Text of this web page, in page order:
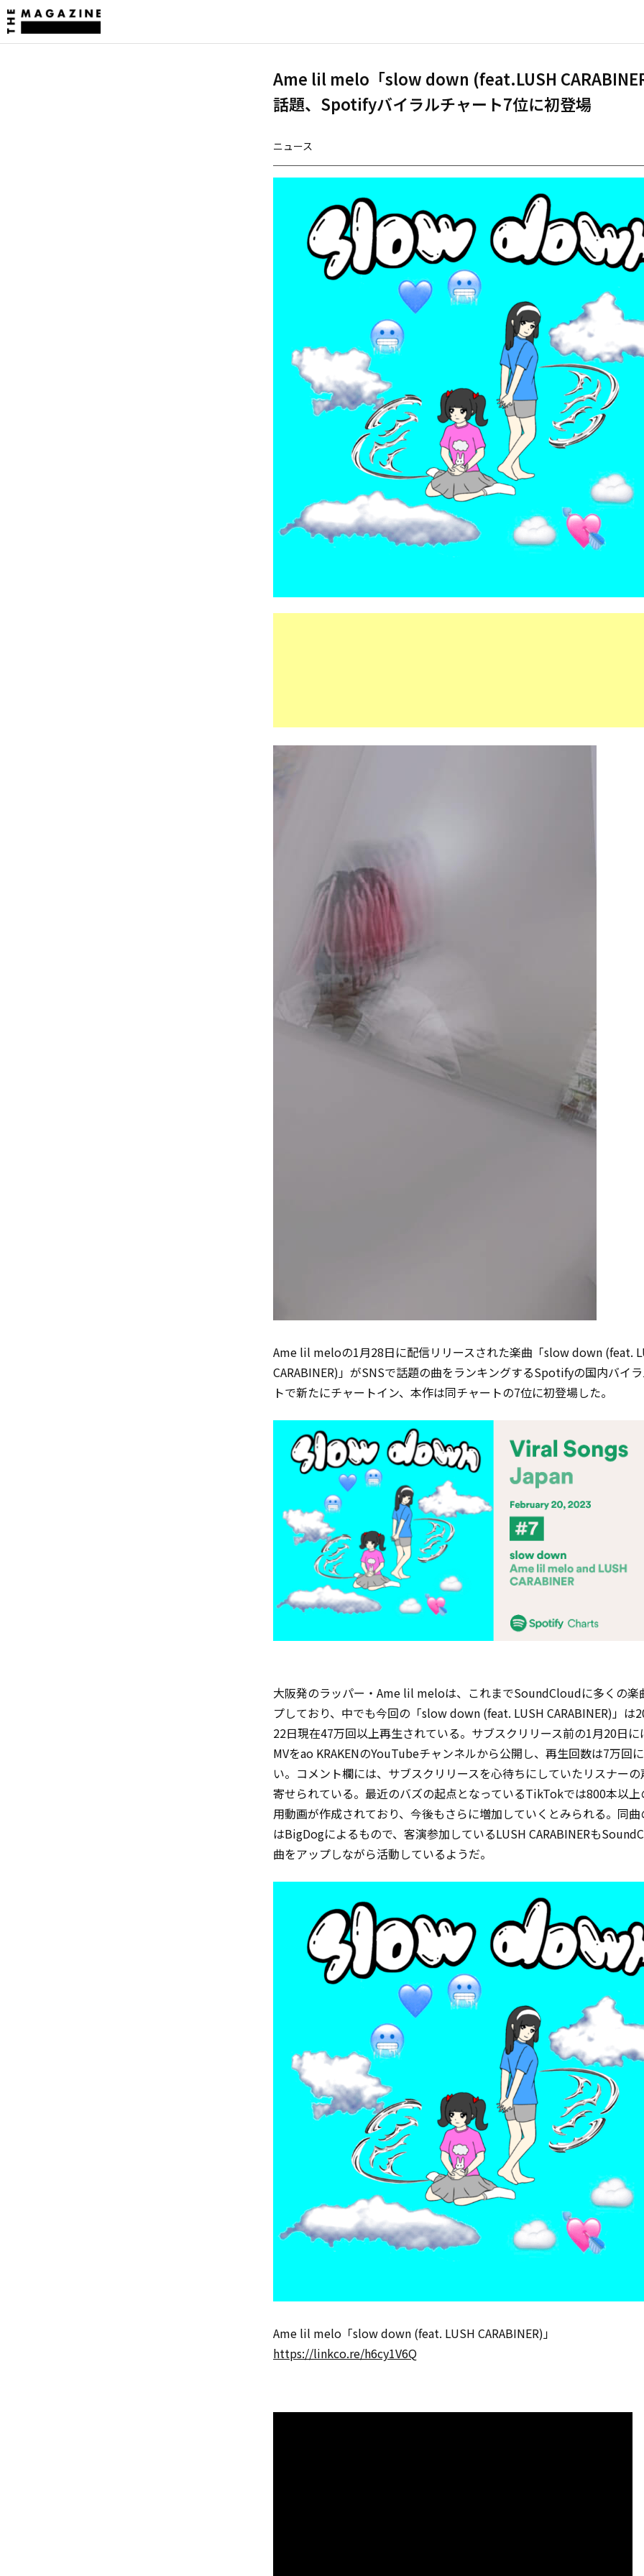
Ame lil melo「slow down (feat.LUSH
話題、Spotifyバイラルチャート7位に初登場
ニュース
Ame lil meloの1月28日に配信リリースされた楽曲「slow down (feat.
CARABINER)」がSNSで話題の曲をランキングするSpotifyの国内バイ
トで新たにチャートイン、本作は同チャートの7位に初登場した。
大阪発のラッパー・Ame lil meloは、これまでSoundCloudに多くの楽
プしており、中でも今回の「slow down (feat. LUSH CARABINER)」は
22日現在47万回以上再生されている。サブスクリリース前の1月20日に
MVをao KRAKENのYouTubeチャンネルから公開し、再生回数は7万回
い。コメント欄には、サブスクリリースを心待ちにしていたリスナーの
寄せられている。最近のバズの起点となっているTikTokでは800本以上
用動画が作成されており、今後もさらに増加していくとみられる。同曲
はBigDogによるもので、客演参加しているLUSH CARABINERも
曲をアップしながら活動しているようだ。
Ame lil melo「slow down (feat. LUSH CARABINER)」
https://linkco.re/h6cy1V6Q